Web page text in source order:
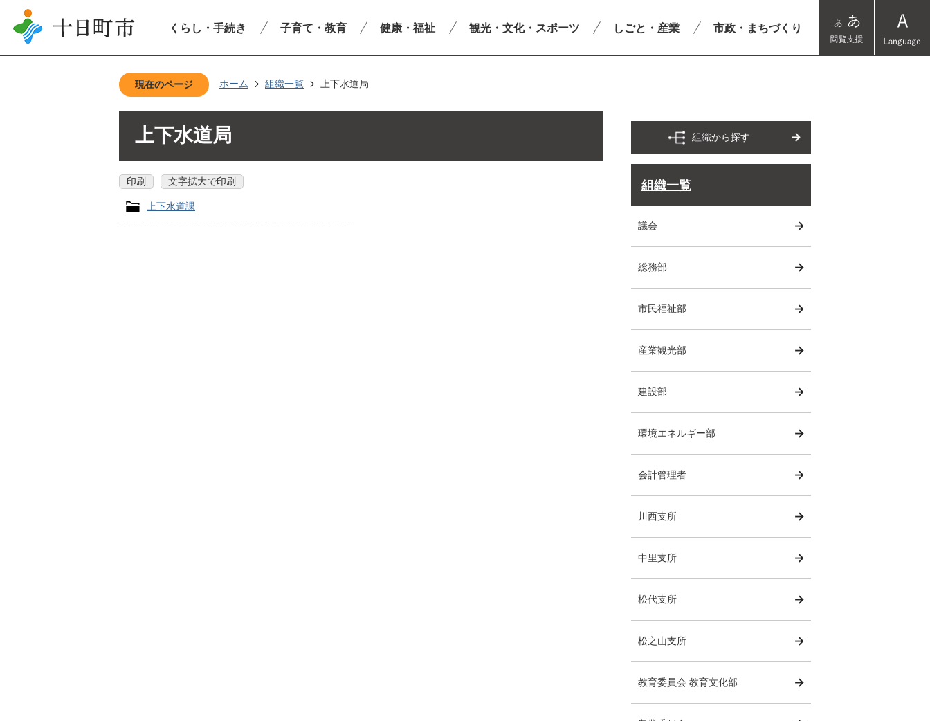
くらし・手続き 子育て・教育 健康・福祉 観光・文化・スポーツ しごと・産業 市政・まちづくり
現在のページ ホーム 組織一覧 上下水道局
上下水道局
印刷 文字拡大で印刷
上下水道課
組織から探す
組織一覧
議会
総務部
市民福祉部
産業観光部
建設部
環境エネルギー部
会計管理者
川西支所
中里支所
松代支所
松之山支所
教育委員会 教育文化部